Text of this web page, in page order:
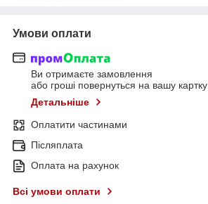
Умови оплати
Ви отримаєте замовлення
або гроші повернуться на вашу картку
Детальніше
Оплатити частинами
Післяплата
Оплата на рахунок
Всі умови оплати